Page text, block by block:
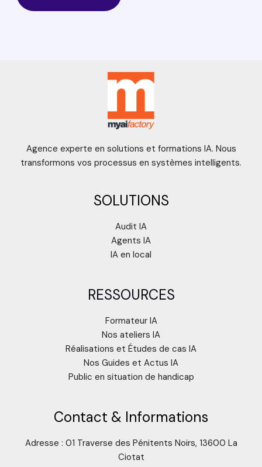
Agence experte en solutions et formations IA. Nous
transformons vos processus en systèmes intelligents.
SOLUTIONS
Audit IA
Agents IA
IA en local
RESSOURCES
Formateur IA
Nos ateliers IA
Réalisations et Études de cas IA
Nos Guides et Actus IA
Public en situation de handicap
Contact & Informations
Adresse : 01 Traverse des Pénitents Noirs, 13600 La
Ciotat